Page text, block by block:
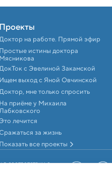
Проекты
на работе. Прямой эфир
Простые истины доктора
Мясникова
с Эвелиной Закамской
Ищем выход с Яной Овчинской
мне только спросить
На приёме у Михаила
лечится
за жизнь
Показать все проекты
соответствии с